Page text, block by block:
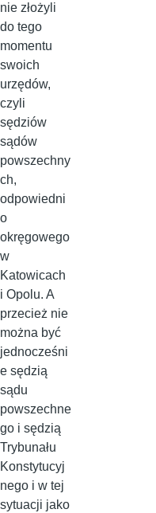
nie złożyli
do tego
momentu
swoich
urzędów,
czyli
sędziów
sądów
powszechny
ch,
odpowiedni
o
okręgowego
w
Katowicach
i Opolu. A
przecież nie
można być
jednocześni
e sędzią
sądu
powszechne
go i sędzią
Trybunału
Konstytucyj
nego i w tej
sytuacji jako